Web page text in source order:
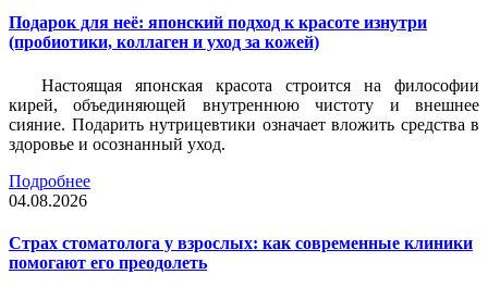
Подарок для неё: японский подход к красоте изнутри
(пробиотики, коллаген и уход за кожей)
Настоящая японская красота строится на философии
кирей, объединяющей внутреннюю чистоту и внешнее
сияние. Подарить нутрицевтики означает вложить средства в
здоровье и осознанный уход.
Подробнее
04.08.2026
Страх стоматолога у взрослых: как современные клиники
помогают его преодолеть